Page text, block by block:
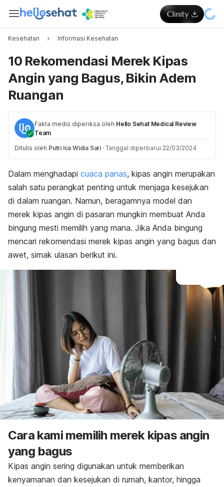
Kesehatan Informasi Kesehatan
10 Rekomendasi Merek Kipas
Angin yang Bagus, Bikin Adem
Ruangan
Fakta medis diperiksa oleh Hello Sehat Medical Review
Team
Ditulis oleh Putri Ica Widia Sari · Tanggal diperbarui 22/03/2024
Dalam menghadapi cuaca panas, kipas angin merupakan
salah satu perangkat penting untuk menjaga kesejukan
di dalam ruangan. Namun, beragamnya model dan
merek kipas angin di pasaran mungkin membuat Anda
bingung mesti memilih yang mana. Jika Anda bingung
mencari rekomendasi merek kipas angin yang bagus dan
awet, simak ulasan berikut ini.
Cara kami memilih merek kipas angin
yang bagus
Kipas angin sering digunakan untuk memberikan
kenyamanan dan kesejukan di rumah, kantor, hingga